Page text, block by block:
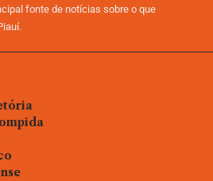
fonte de notícias sobre o que